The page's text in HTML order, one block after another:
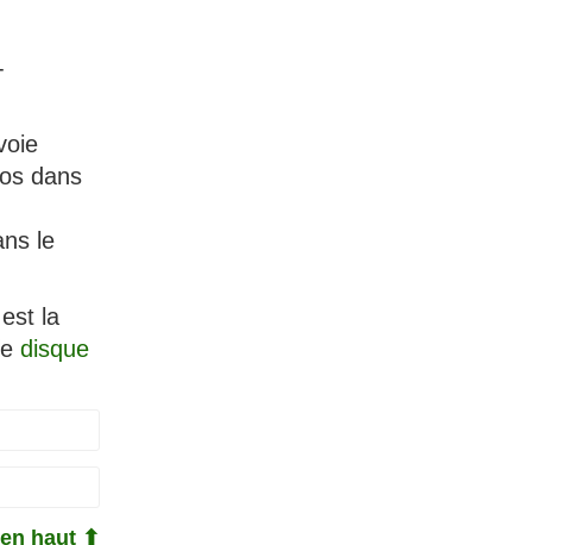
dans
le
la
disque
haut ⬆